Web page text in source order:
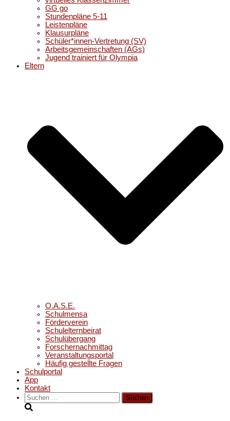
GG go
Stundenpläne 5-11
Leistenpläne
Klausurpläne
Schüler*innen-Vertretung (SV)
Arbeitsgemeinschaften (AGs)
Jugend trainiert für Olympia
Eltern
O.A.S.E.
Schulmensa
Förderverein
Schulelternbeirat
Schulübergang
Forschernachmittag
Veranstaltungsportal
Häufig gestellte Fragen
Schulportal
App
Kontakt
Suchen
nach: